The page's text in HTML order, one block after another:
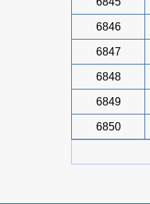
6846
6847
6848
6849
6850